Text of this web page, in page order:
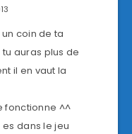
coin de ta
auras plus de
il en vaut la
fonctionne ^^
es dans le jeu